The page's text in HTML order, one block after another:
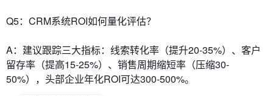
Q5：CRM系统ROI如何量化评估？
A：建议跟踪三大指标：线索转化率（提升20-35%）、客户
留存率（提高15-25%）、销售周期缩短率（压缩30-
50%），头部企业年化ROI可达300-500%。